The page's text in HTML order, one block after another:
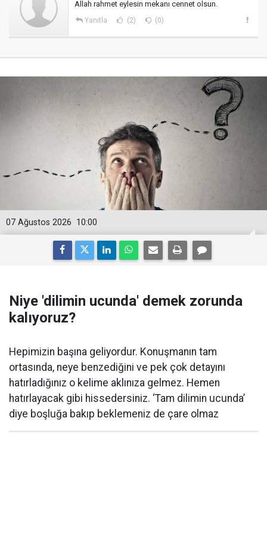
Allah rahmet eylesin mekanı cennet olsun.
Yanıtla (2) (0)
10:00
07 Ağustos 2026
Niye 'dilimin ucunda' demek zorunda
kalıyoruz?
Hepimizin başına geliyordur. Konuşmanın tam
ortasında, neye benzediğini ve pek çok detayını
hatırladığınız o kelime aklınıza gelmez. Hemen
hatırlayacak gibi hissedersiniz. ‘Tam dilimin ucunda’
diye boşluğa bakıp beklemeniz de çare olmaz